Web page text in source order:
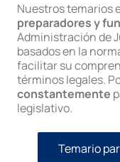
Nuestros temarios
preparadores y
Administración de
basados en la
facilitar su
términos legales.
constantemente
legislativo.
Temario